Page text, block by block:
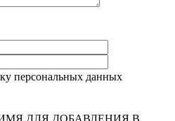
персональных данных
ДЛЯ ДОБАВЛЕНИЯ В